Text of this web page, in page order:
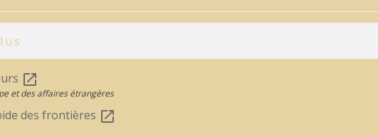
open_in_new
et des affaires étrangères
des frontières open_in_new